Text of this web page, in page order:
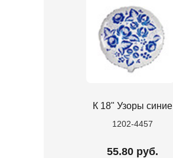
К 18" Узоры синие
1202-4457
55.80 руб.